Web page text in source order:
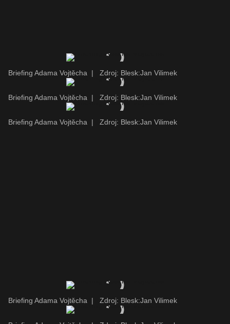
Briefing Adama Vojtěcha | Zdroj: Blesk:Jan Vilimek
Briefing Adama Vojtěcha | Zdroj: Blesk:Jan Vilimek
Briefing Adama Vojtěcha | Zdroj: Blesk:Jan Vilimek
Briefing Adama Vojtěcha | Zdroj: Blesk:Jan Vilimek